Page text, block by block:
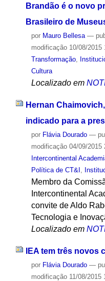
Brandão é o novo
Brasileiro de
por Mauro Bellesa —
modificação10/08/2015
Transformação,
Cultura
Localizado em
Hernan
indicado para a
por Flávia Dourado —
modificação04/09/2015
Intercontinental
Política de CT&I
Membro da
Intercontinental
convite de Aldo
Tecnologia e
Localizado em
IEA tem três novos
por Flávia Dourado —
modificação11/08/2015